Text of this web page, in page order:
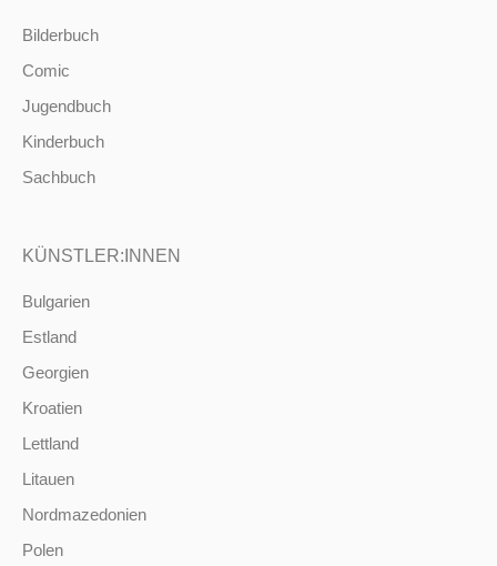
Bilderbuch
Comic
Jugendbuch
Kinderbuch
Sachbuch
KÜNSTLER:INNEN
Bulgarien
Estland
Georgien
Kroatien
Lettland
Litauen
Nordmazedonien
Polen